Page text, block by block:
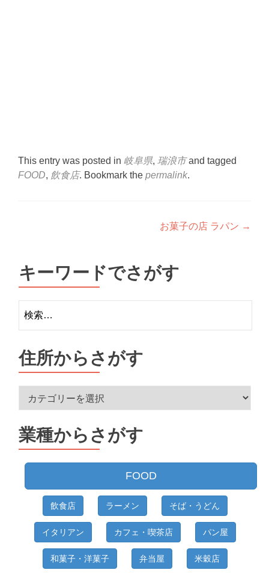
This entry was posted in 岐阜県, 瑞浪市and tagged
FOOD, 飲食店. Bookmark the permalink.
お菓子の店 ラパン →
キーワードでさがす
索:
住所からさがす
ら
さ
が
業種からさがす
FOOD
飲食店 ラーメン そば・うどん
イタリアン カフェ・喫茶店 パン屋
和菓子・洋菓子 弁当屋 米穀店